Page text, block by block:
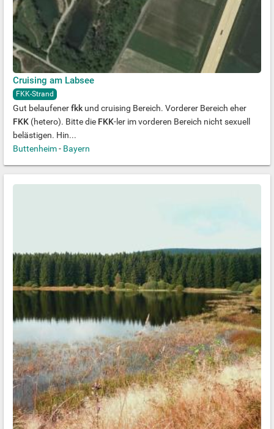
Cruising am Labsee
FKK-Strand
Gut belaufenerfkk und cruising Bereich. Vorderer Bereich eher
FKK (hetero). Bitte die FKK-ler im vorderen Bereich nicht sexuell
belästigen. Hin...
Buttenheim- Bayern